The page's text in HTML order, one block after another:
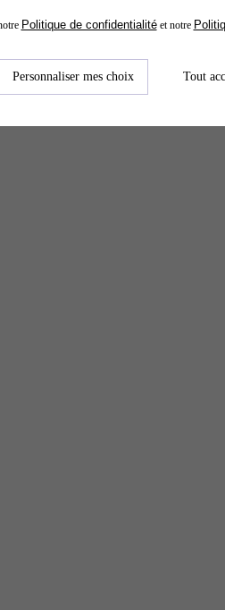
Politique de confidentialitéet notre
Personnaliser mes choix Tout